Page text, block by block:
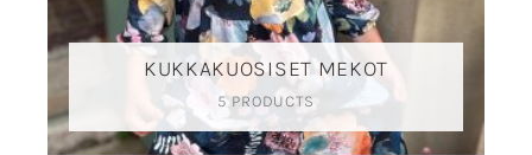
KUKKAKUOSISET MEKOT
5 PRODUCTS